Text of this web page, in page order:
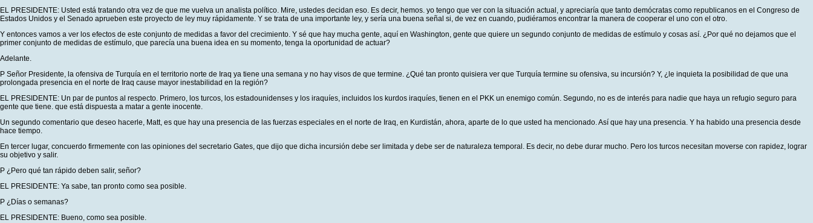
EL PRESIDENTE: Usted está tratando otra vez de que me vuelva un analista político. Mire, ustedes decidan eso. Es decir, hemos. yo tengo que ver con la situación actual, y apreciaría que tanto demócratas como republicanos en el Congreso de
Estados Unidos y el Senado aprueben este proyecto de ley muy rápidamente. Y se trata de una importante ley, y sería una buena señal si, de vez en cuando, pudiéramos encontrar la manera de cooperar el uno con el otro.
Y entonces vamos a ver los efectos de este conjunto de medidas a favor del crecimiento. Y sé que hay mucha gente, aquí en Washington, gente que quiere un segundo conjunto de medidas de estímulo y cosas así. ¿Por qué no dejamos que el
primer conjunto de medidas de estímulo, que parecía una buena idea en su momento, tenga la oportunidad de actuar?
Adelante.
P Señor Presidente, la ofensiva de Turquía en el territorio norte de Iraq ya tiene una semana y no hay visos de que termine. ¿Qué tan pronto quisiera ver que Turquía termine su ofensiva, su incursión? Y, ¿le inquieta la posibilidad de que una
prolongada presencia en el norte de Iraq cause mayor inestabilidad en la región?
EL PRESIDENTE: Un par de puntos al respecto. Primero, los turcos, los estadounidenses y los iraquíes, incluidos los kurdos iraquíes, tienen en el PKK un enemigo común. Segundo, no es de interés para nadie que haya un refugio seguro para
gente que tiene. que está dispuesta a matar a gente inocente.
Un segundo comentario que deseo hacerle, Matt, es que hay una presencia de las fuerzas especiales en el norte de Iraq, en Kurdistán, ahora, aparte de lo que usted ha mencionado. Así que hay una presencia. Y ha habido una presencia desde
hace tiempo.
En tercer lugar, concuerdo firmemente con las opiniones del secretario Gates, que dijo que dicha incursión debe ser limitada y debe ser de naturaleza temporal. Es decir, no debe durar mucho. Pero los turcos necesitan moverse con rapidez, lograr
su objetivo y salir.
P ¿Pero qué tan rápido deben salir, señor?
EL PRESIDENTE: Ya sabe, tan pronto como sea posible.
P ¿Días o semanas?
EL PRESIDENTE: Bueno, como sea posible.